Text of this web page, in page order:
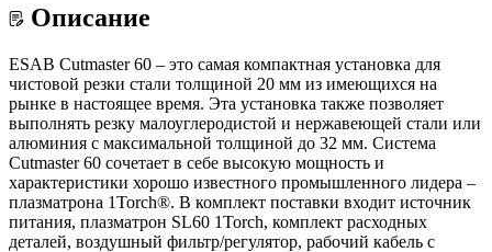
Описание
ESAB Cutmaster 60 – это самая компактная установка для
чистовой резки стали толщиной 20 мм из имеющихся на
рынке в настоящее время. Эта установка также позволяет
выполнять резку малоуглеродистой и нержавеющей стали или
алюминия с максимальной толщиной до 32 мм. Система
Cutmaster 60 сочетает в себе высокую мощность и
характеристики хорошо известного промышленного лидера –
плазматрона 1Torch®. В комплект поставки входит источник
питания, плазматрон SL60 1Torch, комплект расходных
деталей, воздушный фильтр/регулятор, рабочий кабель с